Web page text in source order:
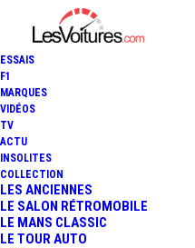
ESSAIS
F1
MARQUES
VIDÉOS
TV
ACTU
INSOLITES
COLLECTION
LES ANCIENNES
LE SALON RÉTROMOBILE
LE MANS CLASSIC
LE TOUR AUTO
PHOTOS DU
PAR